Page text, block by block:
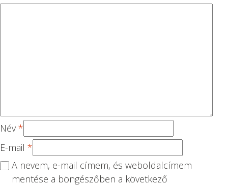
csllallallalla
Név *
E-mail *
A nevem, e-mail címem, és weboldalcímem
mentése a böngészőben a következő